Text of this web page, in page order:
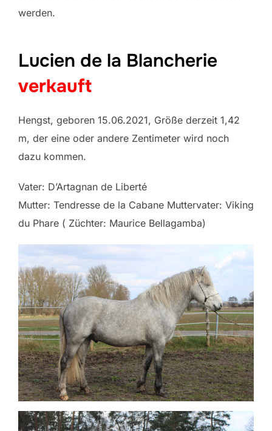
werden.
Lucien de la Blancherie
verkauft
Hengst, geboren 15.06.2021, Größe derzeit 1,42
m, der eine oder andere Zentimeter wird noch
dazu kommen.
Vater: D’Artagnan de Liberté
Mutter: Tendresse de la Cabane Muttervater: Viking
du Phare ( Züchter: Maurice Bellagamba)